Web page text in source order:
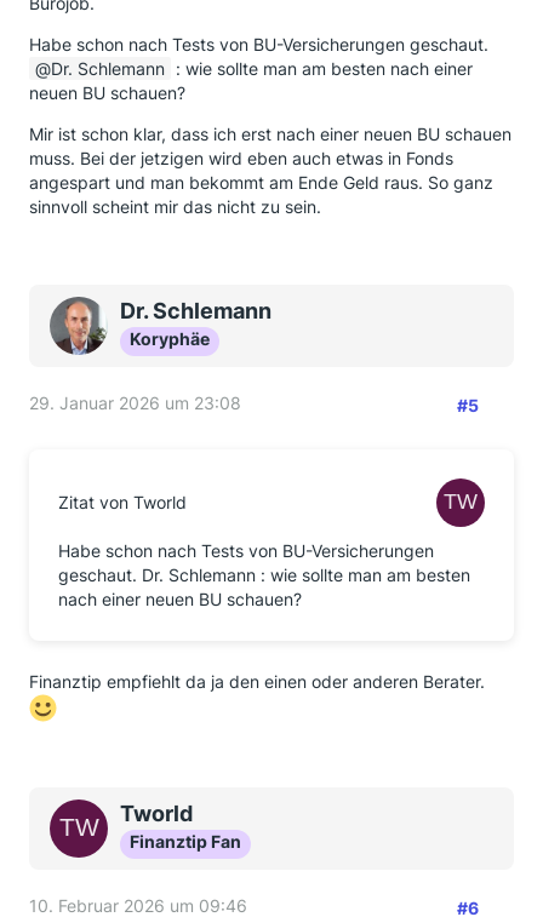
Habe schon nach Tests von BU-Versicherungen geschaut.
Dr. Schlemann : wie sollte man am besten nach einer
neuen BU schauen?
Mir ist schon klar, dass ich erst nach einer neuen BU schauen
muss. Bei der jetzigen wird eben auch etwas in Fonds
angespart und man bekommt am Ende Geld raus. So ganz
sinnvoll scheint mir das nicht zu sein.
Dr. Schlemann
Koryphäe
29. Januar 2026 um 23:08 #5
Zitat von Tworld
Habe schon nach Tests von BU-Versicherungen
geschaut. Dr. Schlemann : wie sollte man am besten
nach einer neuen BU schauen?
Finanztip empfiehlt da ja den einen oder anderen Berater.
Tworld
Finanztip Fan
10. Februar 2026 um 09:46 #6